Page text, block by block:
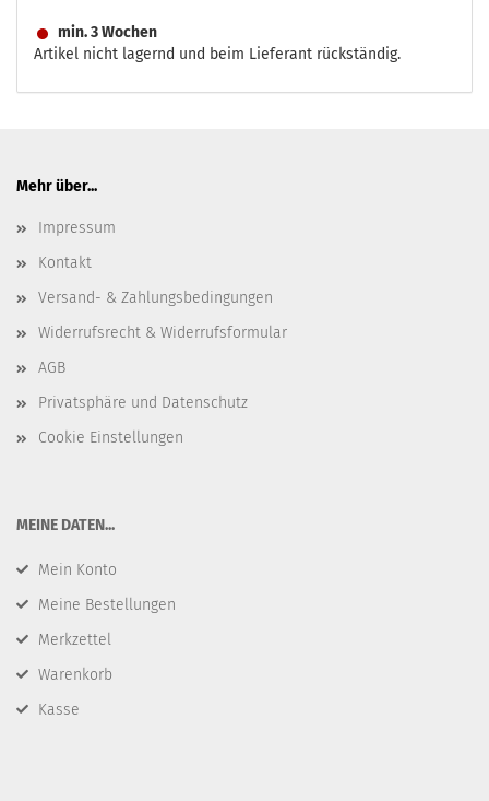
min. 3 Wochen
Artikel nicht lagernd und beim Lieferant rückständig.
Mehr über...
Impressum
Kontakt
Versand- & Zahlungsbedingungen
Widerrufsrecht & Widerrufsformular
AGB
Privatsphäre und Datenschutz
Cookie Einstellungen
​MEINE DATEN...
Mein Konto
Meine Bestellungen
Merkzettel
Warenkorb
Kasse